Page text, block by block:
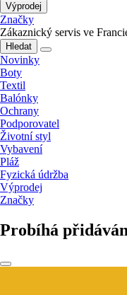
Výprodej
Značky
Zákaznický servis ve
Hledat
Novinky
Boty
Textil
Balónky
Ochrany
Podporovatel
Životní styl
Vybavení
Pláž
Fyzická údržba
Výprodej
Značky
Probíhá